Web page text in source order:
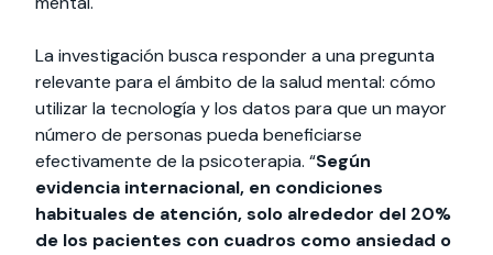
La investigación busca responder a una pregunta
relevante para el ámbito de la salud mental: cómo
utilizar la tecnología y los datos para que un mayor
número de personas pueda beneficiarse
efectivamente de la psicoterapia. “Según
evidencia internacional, en condiciones
habituales de atención, solo alrededor del 20%
de los pacientes con cuadros como ansiedad o